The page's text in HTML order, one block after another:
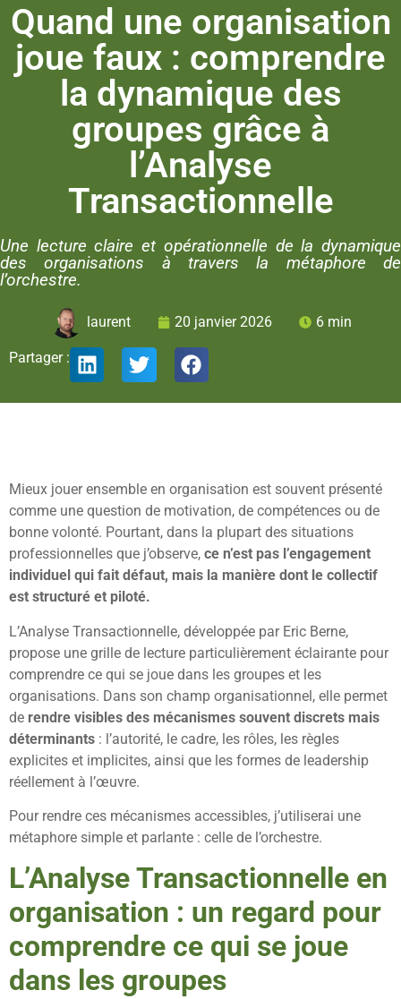
Quand une organisation
joue faux : comprendre
la dynamique des
groupes grâce à
l’Analyse
Transactionnelle
Une lecture claire et opérationnelle de la dynamique
des organisations à travers la métaphore de
l’orchestre.
laurent 20 janvier 2026 6 min
Partager :
Mieux jouer ensemble en organisation est souvent présenté
comme une question de motivation, de compétences ou de
bonne volonté. Pourtant, dans la plupart des situations
professionnelles que j’observe, ce n’est pas l’engagement
individuel qui fait défaut, mais la manière dont le collectif
est structuré et piloté.
L’Analyse Transactionnelle, développée par Eric Berne,
propose une grille de lecture particulièrement éclairante pour
comprendre ce qui se joue dans les groupes et les
organisations. Dans son champ organisationnel, elle permet
de rendre visibles des mécanismes souvent discrets mais
déterminants : l’autorité, le cadre, les rôles, les règles
explicites et implicites, ainsi que les formes de leadership
réellement à l’œuvre.
Pour rendre ces mécanismes accessibles, j’utiliserai une
métaphore simple et parlante : celle de l’orchestre.
L’Analyse Transactionnelle en
organisation : un regard pour
comprendre ce qui se joue
dans les groupes